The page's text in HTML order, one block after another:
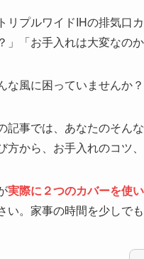
リプルワイドIHの排気口
」「お手入れは大変なのか
な風に困っていませんか？
記事では、あなたのそん
方から、お手入れのコツ
実際に２つのカバーを使
い。家事の時間を少しで